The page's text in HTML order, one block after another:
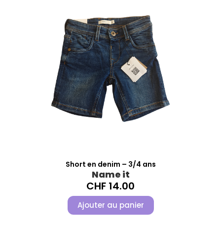
Short en denim – 3/4 ans
Name it
CHF 14.00
Ajouter au panier